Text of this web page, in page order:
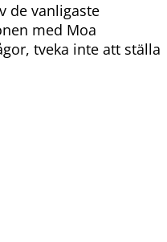
de vanligaste
med Moa
tveka inte att ställa